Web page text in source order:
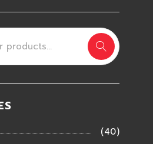
(40)